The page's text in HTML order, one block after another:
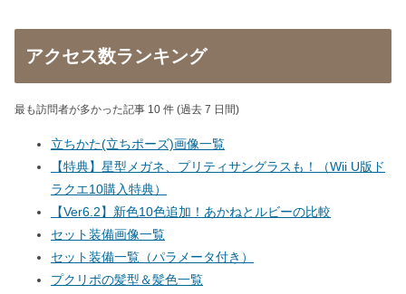
アクセス数ランキング
最も訪問者が多かった記事 10 件 (過去 7 日間)
立ちかた(立ちポーズ)画像一覧
【特典】星型メガネ、プリティサングラスも！（Wii U版ド
ラクエ10購入特典）
【Ver6.2】新色10色追加！あかねとルビーの比較
セット装備画像一覧
セット装備一覧（パラメータ付き）
プクリポの髪型＆髪色一覧